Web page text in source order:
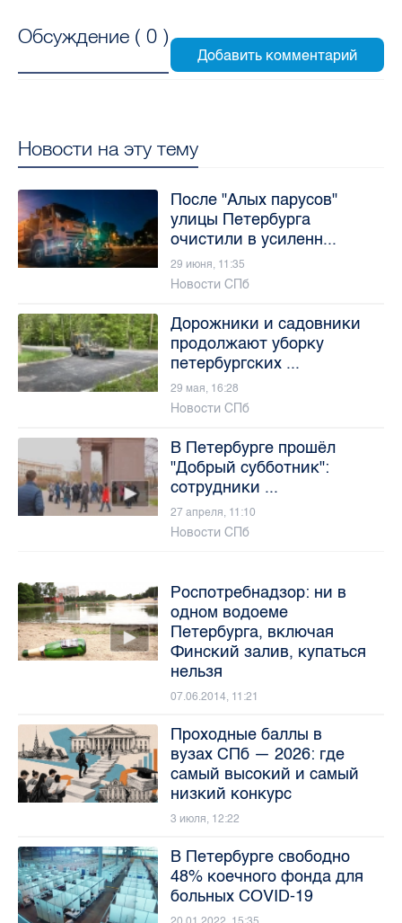
Обсуждение ( 0 )
Новости на эту тему
После "Алых парусов"
улицы Петербурга
очистили в усиленн...
29 июня, 11:35
Новости СПб
Дорожники и садовники
продолжают уборку
петербургских ...
29 мая, 16:28
Новости СПб
В Петербурге прошёл
"Добрый субботник":
сотрудники ...
27 апреля, 11:10
Новости СПб
Роспотребнадзор: ни в
одном водоеме
Петербурга, включая
Финский залив, купаться
нельзя
07.06.2014, 11:21
Проходные баллы в
вузах СПб — 2026: где
самый высокий и самый
низкий конкурс
3 июля, 12:22
В Петербурге свободно
48% коечного фонда для
больных COVID-19